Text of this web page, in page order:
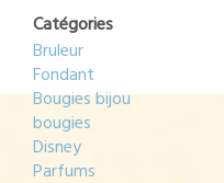
Catégories
Bruleur
Fondant
Bougies bijou
bougies
Disney
Parfums